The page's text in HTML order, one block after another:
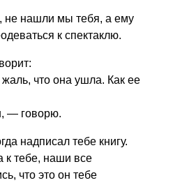
не нашли мы тебя, а ему
к спектаклю.
что она ушла. Как ее
— говорю.
надписал тебе книгу.
к тебе, наши все
что это он тебе